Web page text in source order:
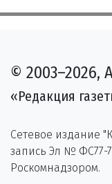
© 2003–2026,
«Редакция
Сетевое издание
запись Эл № ФС77-
Роскомнадзором.